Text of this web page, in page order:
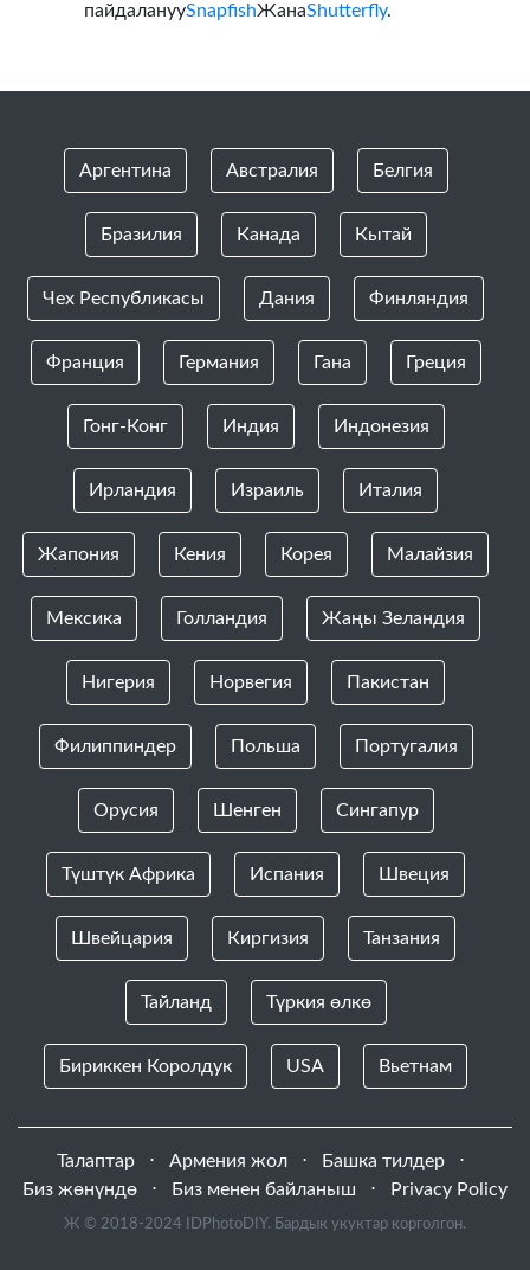
пайдаланууSnapfishЖанаShutterfly.
Аргентина Австралия Белгия
Бразилия Канада Кытай
Чех Республикасы Дания Финляндия
Франция Германия Гана Греция
Гонг-Конг Индия Индонезия
Ирландия Израиль Италия
Жапония Кения Корея Малайзия
Мексика Голландия Жаңы Зеландия
Нигерия Норвегия Пакистан
Филиппиндер Польша Португалия
Орусия Шенген Сингапур
Түштүк Африка Испания Швеция
Швейцария Киргизия Танзания
Тайланд Түркия өлкө
Бириккен Королдук USA Вьетнам
Талаптар ⋅ Армения жол ⋅ Башка тилдер
⋅
Биз жөнүндө
⋅ Биз менен байланыш ⋅ Privacy Policy
Ж © 2018-2024 IDPhotoDIY. Бардык укуктар корголгон.